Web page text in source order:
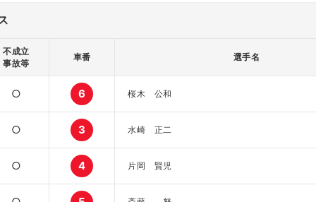
不成立
事故等
車番 選手名
○ 6 桜木 公和
○ 3 水崎 正二
○ 4 片岡 賢児